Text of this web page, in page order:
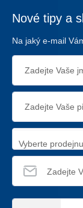
Nové tipy a
Na jaký e-mail
Vyberte